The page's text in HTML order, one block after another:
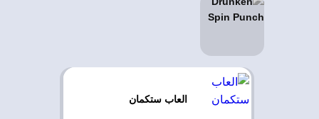
العاب ستكمان